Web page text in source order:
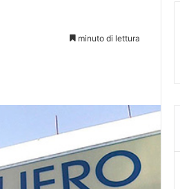
minuto di lettura